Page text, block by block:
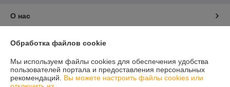
О нас
Контакты
Доставка и оплата
Обработка файлов cookie
Мы используем файлы cookies для обеспечения удобства
пользователей портала и предоставления персональных
рекомендаций. Вы можете настроить файлы cookies или